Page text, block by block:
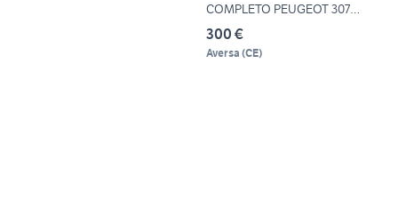
COMPLETO PEUGEOT 307
Cabrio
300 €
Aversa (CE)